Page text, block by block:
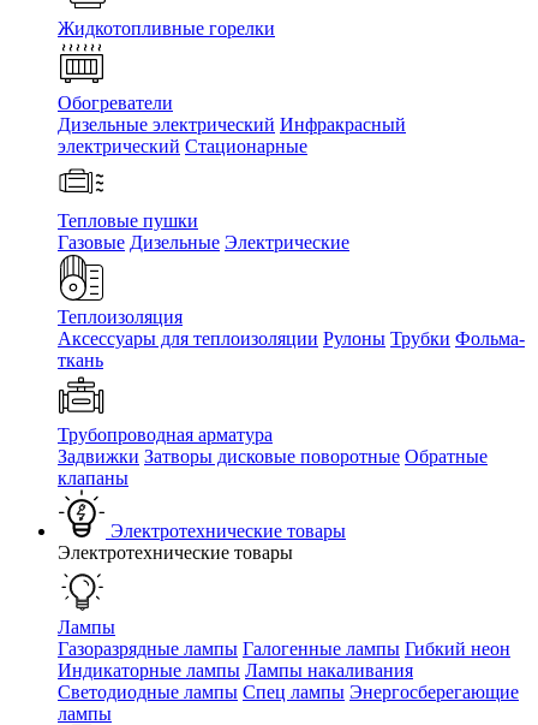
Жидкотопливные горелки
Обогреватели
Дизельные электрический Инфракрасный
электрический Стационарные
Тепловые пушки
Газовые Дизельные Электрические
Теплоизоляция
Аксессуары для теплоизоляции Рулоны Трубки Фольма-
ткань
Трубопроводная арматура
Задвижки Затворы дисковые поворотные Обратные
клапаны
Электротехнические товары
Электротехнические товары
Лампы
Газоразрядные лампы Галогенные лампы Гибкий неон
Индикаторные лампы Лампы накаливания
Светодиодные лампы Спец лампы Энергосберегающие
лампы